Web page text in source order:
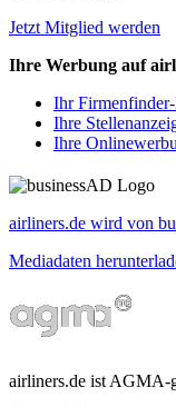
Jetzt Mitglied werden
Ihre Werbung auf
Ihr
Ihre
Ihre
airliners.de wird von
Mediadaten
airliners.de ist AGMA-